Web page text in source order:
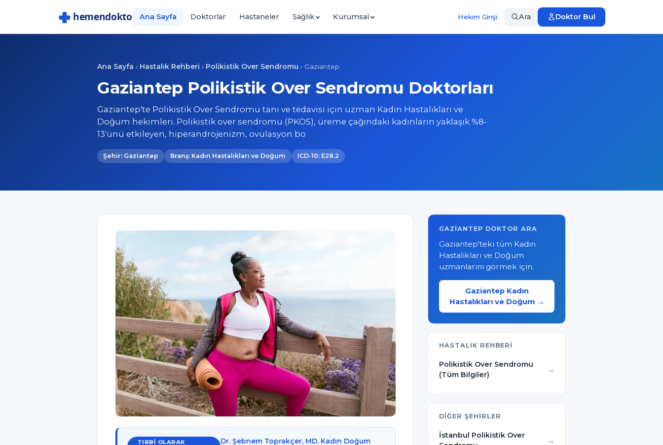
Ana Sayfa Doktorlar Hastaneler Sağlık Kurumsal Hekim Girişi Ara Doktor Bul
Ana Sayfa › Hastalık Rehberi › Polikistik Over Sendromu › Gaziantep
Gaziantep Polikistik Over Sendromu Doktorları
Gaziantep'te Polikistik Over Sendromu tanı ve tedavisi için uzman Kadın Hastalıkları ve
Doğum hekimleri. Polikistik over sendromu (PKOS), üreme çağındaki kadınların yaklaşık %8-
13'ünü etkileyen, hiperandrojenizm, ovulasyon bo
Şehir: Gaziantep Branş: Kadın Hastalıkları ve Doğum ICD-10: E28.2
TIBBI OLARAK
Dr. Şebnem Toprakçer, MD, Kadın Doğum
GAZIANTEP DOKTOR ARA
Gaziantep'teki tüm Kadın
Hastalıkları ve Doğum
uzmanlarını görmek için.
Gaziantep Kadın
Hastalıkları ve Doğum →
HASTALIK REHBERI
Polikistik Over Sendromu
(Tüm Bilgiler)
DIĞER ŞEHIRLER
İstanbul Polikistik Over